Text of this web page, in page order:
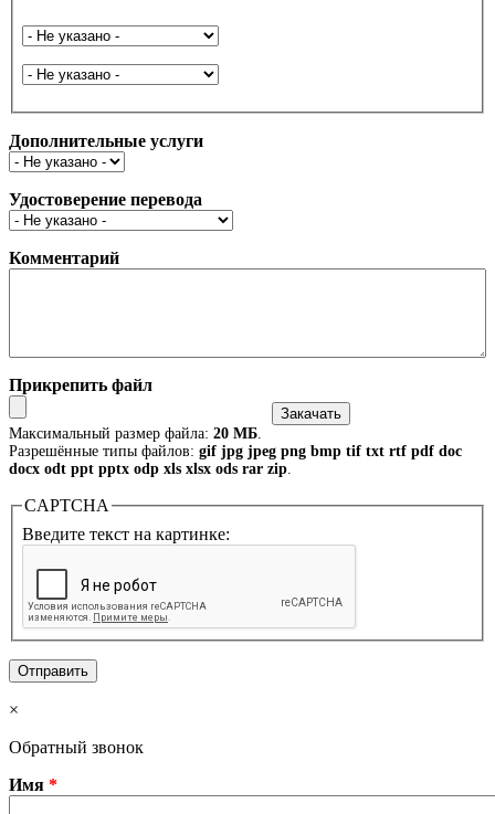
Язык с
На язык
Дополнительные услуги
Удостоверение перевода
Комментарий
Прикрепить файл
Максимальный размер файла: 20 МБ
Разрешённые типы файлов: gif jpg jpeg png bmp tif txt rtf pdf doc
docx odt ppt pptx odp xls xlsx ods rar zip
CAPTCHA
Введите текст на картинке:
×
Обратный звонок
Имя *